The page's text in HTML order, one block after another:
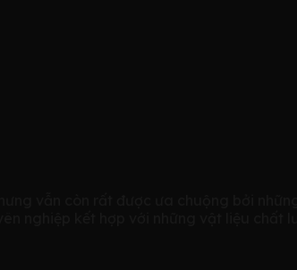
nghiệp kết hợp với những vật liệu chất